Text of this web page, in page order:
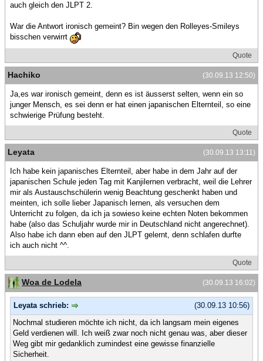
auch gleich den JLPT 2.
War die Antwort ironisch gemeint? Bin wegen den Rolleyes-Smileys
bisschen verwirrt
Quote
(30.09.13 12:50)
Hachiko
Ja,es war ironisch gemeint, denn es ist äusserst selten, wenn ein so
junger Mensch, es sei denn er hat einen japanischen Elternteil, so eine
schwierige Prüfung besteht.
Quote
(30.09.13 13:11)
Leyata
Ich habe kein japanisches Elternteil, aber habe in dem Jahr auf der
japanischen Schule jeden Tag mit Kanjilernen verbracht, weil die Lehrer
mir als Austauschschülerin wenig Beachtung geschenkt haben und
meinten, ich solle lieber Japanisch lernen, als versuchen dem
Unterricht zu folgen, da ich ja sowieso keine echten Noten bekommen
habe (also das Schuljahr wurde mir in Deutschland nicht angerechnet).
Also habe ich dann eben auf den JLPT gelernt, denn schlafen durfte
ich auch nicht ^^.
Quote
(30.09.13 16:02)
Woa de Lodela
(30.09.13 10:56)
Leyata schrieb:
Nochmal studieren möchte ich nicht, da ich langsam mein eigenes
Geld verdienen will. Ich weiß zwar noch nicht genau was, aber dieser
Weg gibt mir gedanklich zumindest eine gewisse finanzielle
Sicherheit.